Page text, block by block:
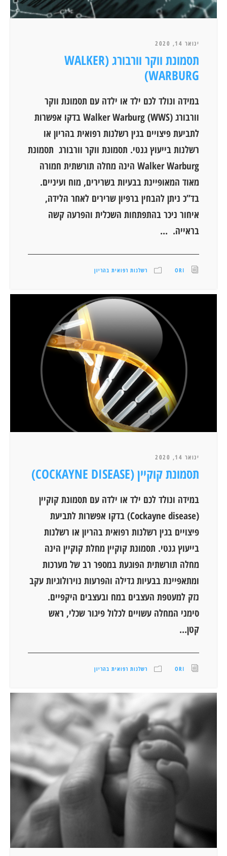
ינואר 14, 2020
תסמונת ווקר וורבורג (WALKER
WARBURG)
במידה ונולד לכם ילד או ילדה עם תסמונת ווקר
וורבורג Walker Warburg (WWS) בדקו אפשרות
לתביעת פיצויים בגין רשלנות רפואית בהריון או
רשלנות בייעוץ גנטי. תסמונת ווקר וורבורג תסמונת
Walker Warburg הינה מחלה תורשתית חמורה
מאוד המאופיינת בבעיות בשרירים, מוח ועיניים.
בד”כ ניתן להבחין ברפיון שרירים לאחר הלידה,
איחור ניכר בהתפתחות השכלית והפרעה קשה
בראייה. ...
ORI רשלנות רפואית בהריון
ינואר 14, 2020
תסמונת קוקיין (COCKAYNE DISEASE)
במידה ונולד לכם ילד או ילדה עם תסמונת קוקיין
(Cockayne disease) בדקו אפשרות לתביעת
פיצויים בגין רשלנות רפואית בהריון או רשלנות
בייעוץ גנטי. תסמונת קוקיין מחלת קוקיין הינה
מחלה תורשתית הפוגעת במספר רב של מערכות
ומתאפיינת בבעיות גדילה והפרעות נוירולוגיות עקב
נזק למעטפת העצבים במח ובעצבים היקפיים.
סימני המחלה עשויים לכלול פיגור שכלי, ראש
קטן...
ORI רשלנות רפואית בהריון